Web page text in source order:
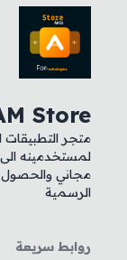
Store
متجر التطبيقات
لمستخدمينه
مجاني والحصول
الرسمية
روابط سريعة